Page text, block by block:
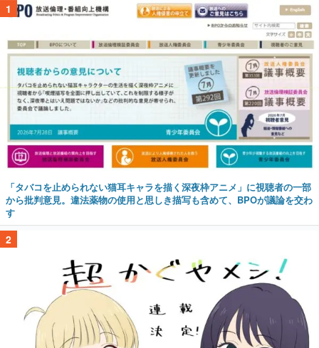
1
「タバコを止められない猫耳キャラを描く深夜枠アニメ」に視聴者の一部
から批判意見。違法薬物の使用と思しき描写も含めて、BPOが議論を交わ
す
2